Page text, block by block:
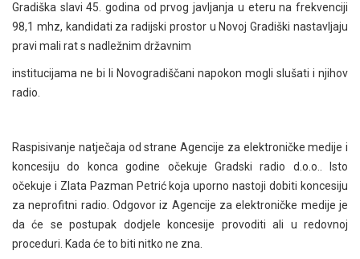
Gradiška slavi 45. godina od prvog javljanja u eteru na frekvenciji
98,1 mhz, kandidati za radijski prostor u Novoj Gradiški nastavljaju
pravi mali rat s nadležnim državnim
institucijama ne bi li Novogradiščani napokon mogli slušati i njihov
radio.
Raspisivanje natječaja od strane Agencije za elektroničke medije i
koncesiju do konca godine očekuje Gradski radio d.o.o.. Isto
očekuje i Zlata Pazman Petrić koja uporno nastoji dobiti koncesiju
za neprofitni radio. Odgovor iz Agencije za elektroničke medije je
da će se postupak dodjele koncesije provoditi ali u redovnoj
proceduri. Kada će to biti nitko ne zna.